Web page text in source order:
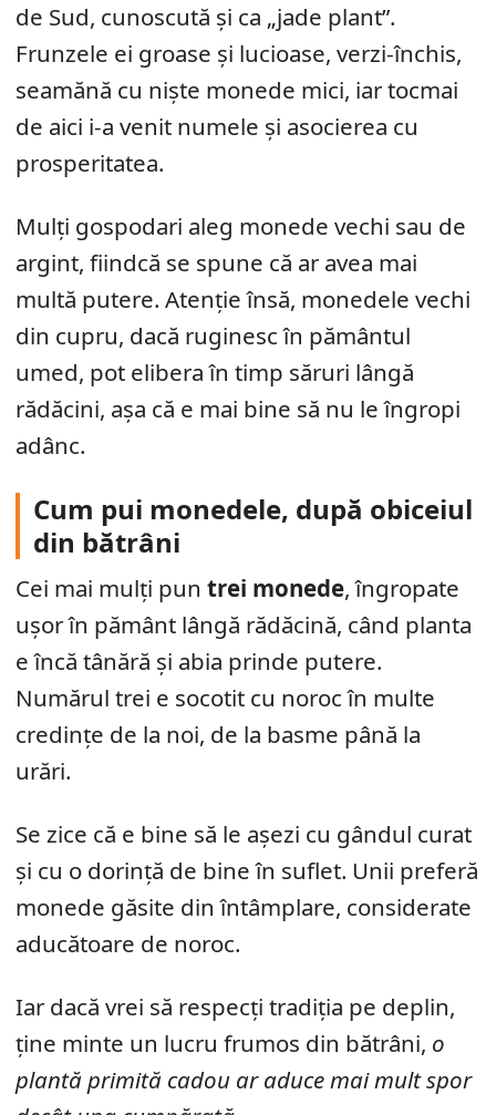
de Sud, cunoscută și ca „jade plant”.
Frunzele ei groase și lucioase, verzi-închis,
seamănă cu niște monede mici, iar tocmai
de aici i-a venit numele și asocierea cu
prosperitatea.
Mulți gospodari aleg monede vechi sau de
argint, fiindcă se spune că ar avea mai
multă putere. Atenție însă, monedele vechi
din cupru, dacă ruginesc în pământul
umed, pot elibera în timp săruri lângă
rădăcini, așa că e mai bine să nu le îngropi
adânc.
Cum pui monedele, după obiceiul
din bătrâni
Cei mai mulți pun trei monede, îngropate
ușor în pământ lângă rădăcină, când planta
e încă tânără și abia prinde putere.
Numărul trei e socotit cu noroc în multe
credințe de la noi, de la basme până la
urări.
Se zice că e bine să le așezi cu gândul curat
și cu o dorință de bine în suflet. Unii preferă
monede găsite din întâmplare, considerate
aducătoare de noroc.
Iar dacă vrei să respecți tradiția pe deplin,
ține minte un lucru frumos din bătrâni, o
plantă primită cadou ar aduce mai mult spor